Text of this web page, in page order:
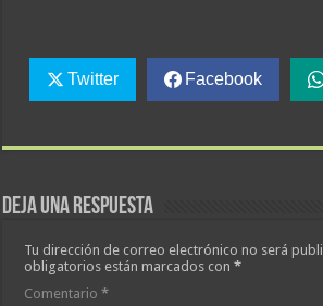
Twitter Facebook
Deja una respuesta
Tu dirección de correo electrónico no será
obligatorios están marcados con*
Comentario*